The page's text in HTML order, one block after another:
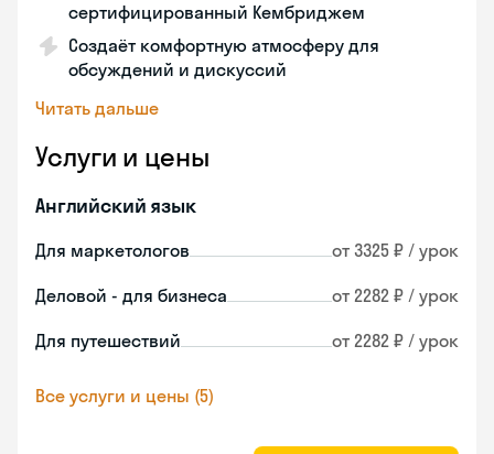
сертифицированный Кембриджем
Создаёт комфортную атмосферу для
обсуждений и дискуссий
Читать дальше
Услуги и цены
Английский язык
Для маркетологов от 3325 ₽ / урок
Деловой - для бизнеса от 2282 ₽ / урок
Для путешествий от 2282 ₽ / урок
Все услуги и цены (5)